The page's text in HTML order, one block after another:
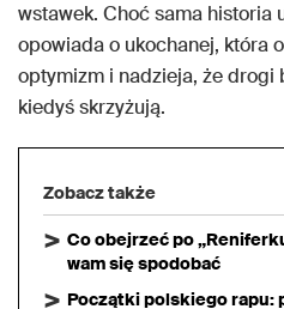
wstawek. Choć sama historia
opowiada o ukochanej, która
optymizm i nadzieja, że drogi
kiedyś skrzyżują.
Zobacz także
Co obejrzeć po
wam się spodobać
Początki polskiego rapu: